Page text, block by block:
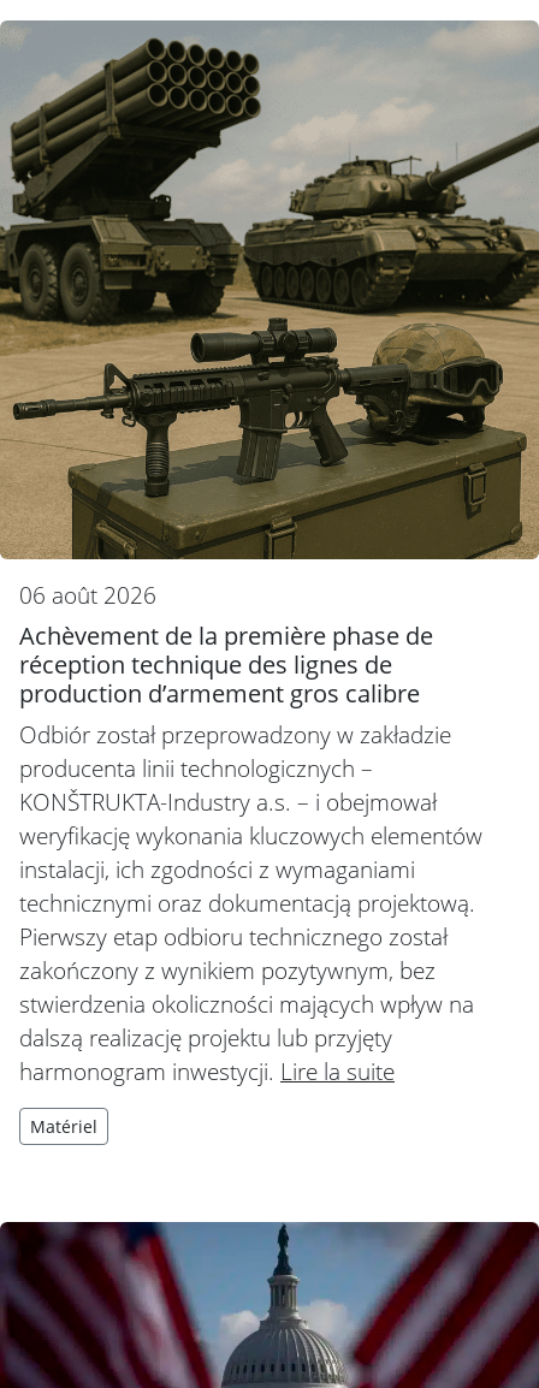
06 août 2026
Achèvement de la première phase de
réception technique des lignes de
production d’armement gros calibre
Odbiór został przeprowadzony w zakładzie
producenta linii technologicznych –
KONŠTRUKTA-Industry a.s. – i obejmował
weryfikację wykonania kluczowych elementów
instalacji, ich zgodności z wymaganiami
technicznymi oraz dokumentacją projektową.
Pierwszy etap odbioru technicznego został
zakończony z wynikiem pozytywnym, bez
stwierdzenia okoliczności mających wpływ na
dalszą realizację projektu lub przyjęty
harmonogram inwestycji. Lire la suite
Matériel